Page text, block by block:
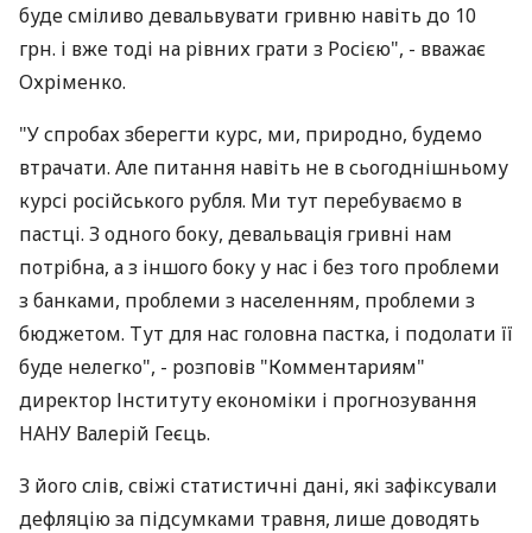
буде сміливо девальвувати гривню навіть до 10
грн. і вже тоді на рівних грати з Росією", - вважає
Охріменко.
"У спробах зберегти курс, ми, природно, будемо
втрачати. Але питання навіть не в сьогоднішньому
курсі російського рубля. Ми тут перебуваємо в
пастці. З одного боку, девальвація гривні нам
потрібна, а з іншого боку у нас і без того проблеми
з банками, проблеми з населенням, проблеми з
бюджетом. Тут для нас головна пастка, і подолати її
буде нелегко", - розповів "Комментариям"
директор Інституту економіки і прогнозування
НАНУ Валерій Геєць.
З його слів, свіжі статистичні дані, які зафіксували
дефляцію за підсумками травня, лише доводять